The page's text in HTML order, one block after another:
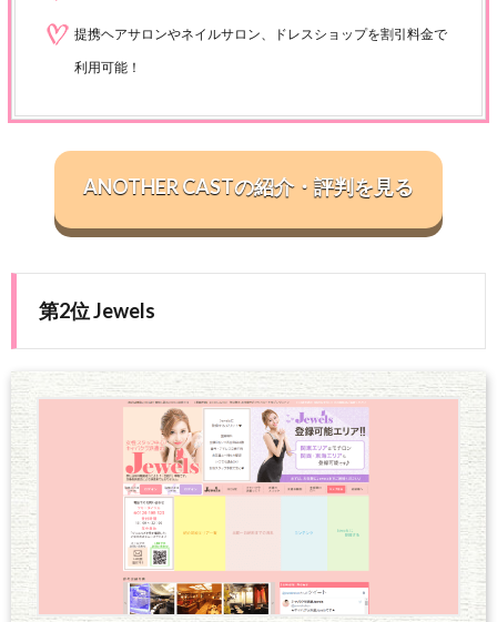
提携ヘアサロンやネイルサロン、ドレスショップを割引料金で
利用可能！
ANOTHER CASTの紹介・評判を見る
第2位 Jewels